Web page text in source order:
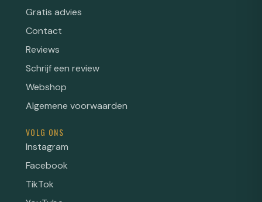
Gratis advies
Contact
Reviews
Schrijf een review
Webshop
Algemene voorwaarden
VOLG ONS
Instagram
Facebook
TikTok